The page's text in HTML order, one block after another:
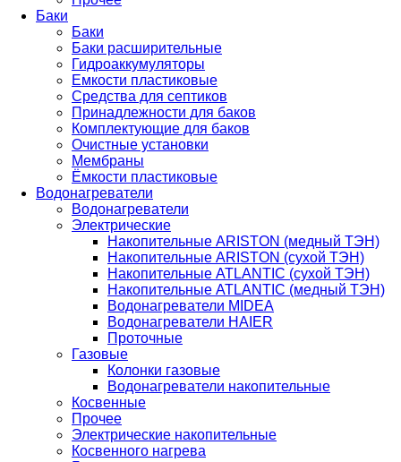
Баки
Баки
Баки расширительные
Гидроаккумуляторы
Емкости пластиковые
Средства для септиков
Принадлежности для баков
Комплектующие для баков
Очистные установки
Мембраны
Ёмкости пластиковые
Водонагреватели
Водонагреватели
Электрические
Накопительные ARISTON (медный ТЭН)
Накопительные ARISTON (сухой ТЭН)
Накопительные ATLANTIC (сухой ТЭН)
Накопительные ATLANTIC (медный ТЭН)
Водонагреватели MIDEA
Водонагреватели HAIER
Проточные
Газовые
Колонки газовые
Водонагреватели накопительные
Косвенные
Прочее
Электрические накопительные
Косвенного нагрева